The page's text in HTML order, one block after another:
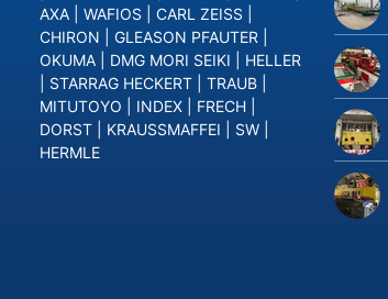
AXA
WAFIOS CARL ZEISS
CHIRON
GLEASON PFAUTER
OKUMA
DMG MORI SEIKI
HELLER
STARRAG HECKERT TRAUB
MITUTOYO
INDEX FRECH
DORST
KRAUSSMAFFEI SW
HERMLE